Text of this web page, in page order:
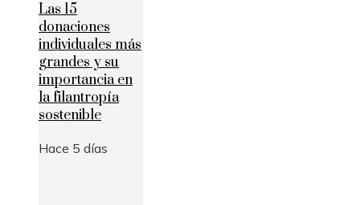
Las 15
donaciones
individuales más
grandes y su
importancia en
la filantropía
sostenible
Hace 5 días